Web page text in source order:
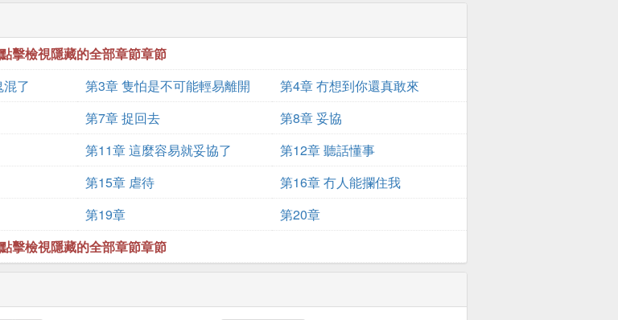
點擊檢視隱藏的全部章節章節
了 第3章 隻怕是不可能輕易離開
第4章 冇想到你還真敢來
第7章 捉回去
第8章 妥協
第11章 這麼容易就妥協了
第12章 聽話懂事
第15章 虐待
第16章 冇人能攔住我
第19章
第20章
點擊檢視隱藏的全部章節章節